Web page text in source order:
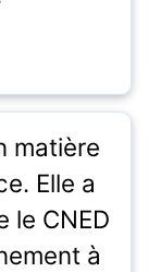
matière
Elle a
le CNED
à